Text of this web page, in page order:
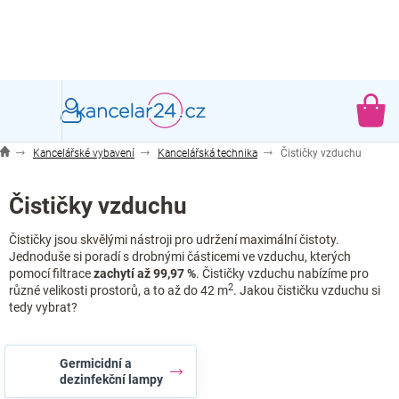
Kancelářské vybavení Kancelářská technika Čističky vzduchu
Čističky vzduchu
Čističky jsou skvělými nástroji pro udržení maximální čistoty.
Jednoduše si poradí s drobnými částicemi ve vzduchu, kterých
pomocí filtracezachytí až 99,97 %. Čističky vzduchu nabízíme pro
různé velikosti prostorů, a to až do 42 m2. Jakou čističku vzduchu si
tedy vybrat?
Germicidní a
dezinfekční lampy